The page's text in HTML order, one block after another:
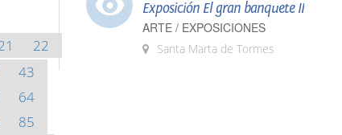
22
43
64
85
Exposición El gran banquete II
ARTE / EXPOSICIONES
Santa Marta de Tormes